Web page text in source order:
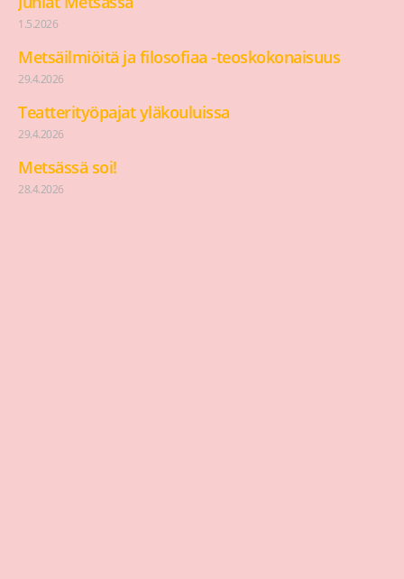
1.5.2026
Metsäilmiöitä ja filosofiaa -teoskokonaisuus
29.4.2026
Teatterityöpajat yläkouluissa
29.4.2026
Metsässä soi!
28.4.2026